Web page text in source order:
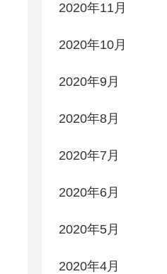
2020年11月
2020年10月
2020年9月
2020年8月
2020年7月
2020年6月
2020年5月
2020年4月